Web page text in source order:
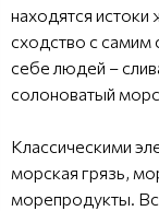
находятся
сходство с
себе людей –
солоноватый
Классическими
морская грязь,
морепродукты.